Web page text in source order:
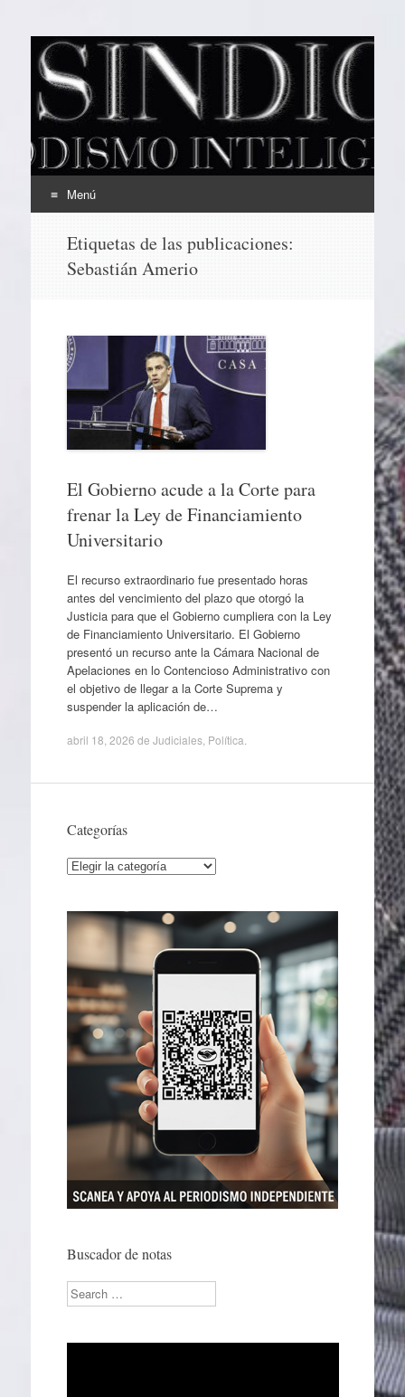
EL SINDICAL
Periodismo Inteligente
Menú
contenido
Etiquetas de las publicaciones:
Sebastián Amerio
El Gobierno acude a la Corte para
frenar la Ley de Financiamiento
Universitario
El recurso extraordinario fue presentado horas
antes del vencimiento del plazo que otorgó la
Justicia para que el Gobierno cumpliera con la Ley
de Financiamiento Universitario. El Gobierno
presentó un recurso ante la Cámara Nacional de
Apelaciones en lo Contencioso Administrativo con
el objetivo de llegar a la Corte Suprema y
suspender la aplicación de…
abril 18, 2026 de Judiciales, Política
Categorías
Categorías
Buscador de notas
Search